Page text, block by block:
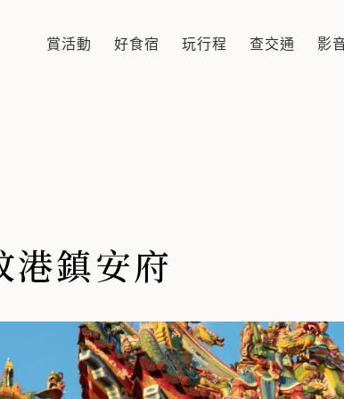
港鎮安府主祀杏府千歲、莫府千歲、蘇府千歲
賞活動 好食宿 玩行程 查交通 影
港鎮安府